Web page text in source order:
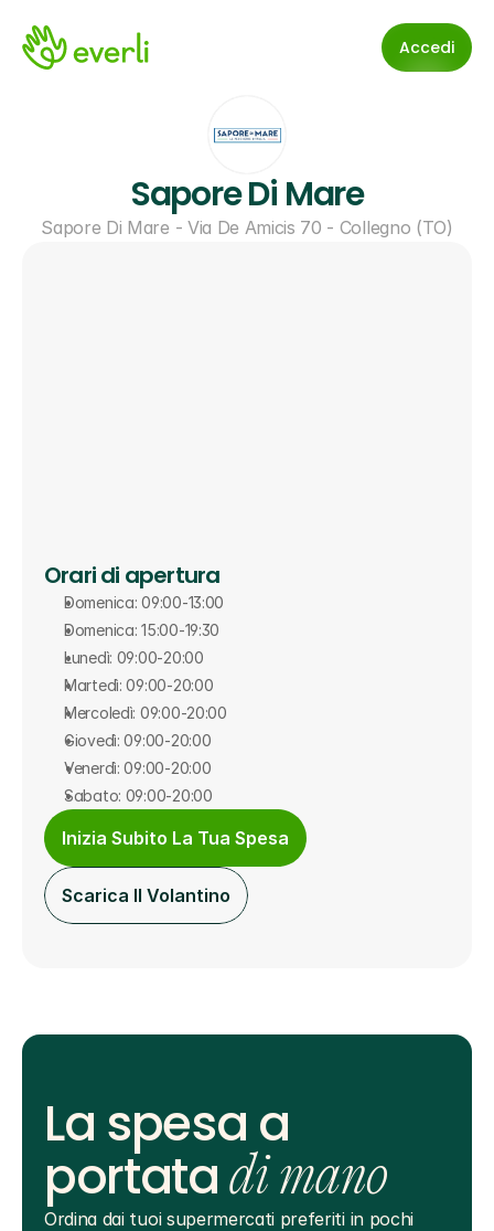
Accedi
Sapore Di Mare
Sapore Di Mare - Via De Amicis 70 - Collegno (TO)
Orari di apertura
Domenica: 09:00-13:00
Domenica: 15:00-19:30
Lunedì: 09:00-20:00
Martedì: 09:00-20:00
Mercoledì: 09:00-20:00
Giovedì: 09:00-20:00
Venerdì: 09:00-20:00
Sabato: 09:00-20:00
Inizia Subito La Tua Spesa
Scarica Il Volantino
La spesa a
portatadi mano
Ordina dai tuoi supermercati preferiti in pochi